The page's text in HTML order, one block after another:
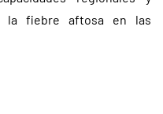
la fiebre aftosa en las